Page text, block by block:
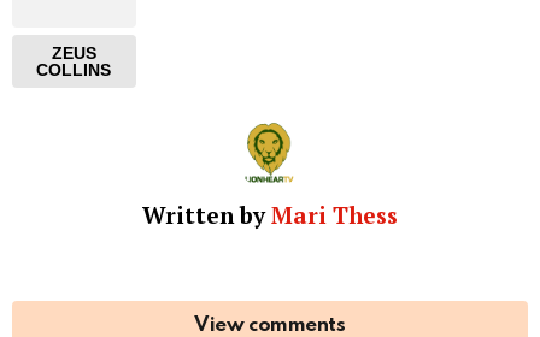
ZEUS
COLLINS
Written byMari Thess
View comments